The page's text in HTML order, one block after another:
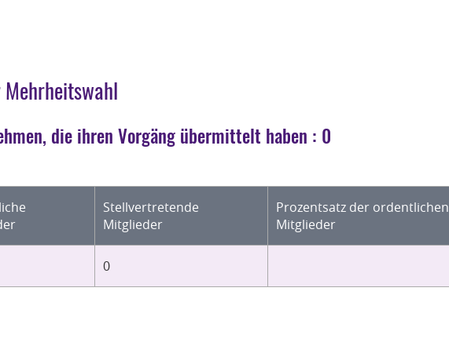
die ihren Vorgäng übermittelt haben : 0
Stellvertretende
Mitglieder
Prozentsatz der ordentlichen
Mitglieder
0